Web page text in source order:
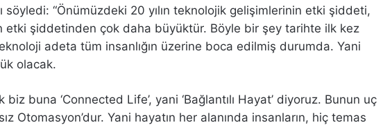
söyledi: “Önümüzdeki 20 yılın teknolojik gelişimlerinin etki şiddeti,
etki şiddetinden çok daha büyüktür. Böyle bir şey tarihte ilk kez
adeta tüm insanlığın üzerine boca edilmiş durumda. Yani
olacak.
buna ‘Connected Life’, yani ‘Bağlantılı Hayat’ diyoruz. Bunun uç
Otomasyon’dur. Yani hayatın her alanında insanların, hiç temas